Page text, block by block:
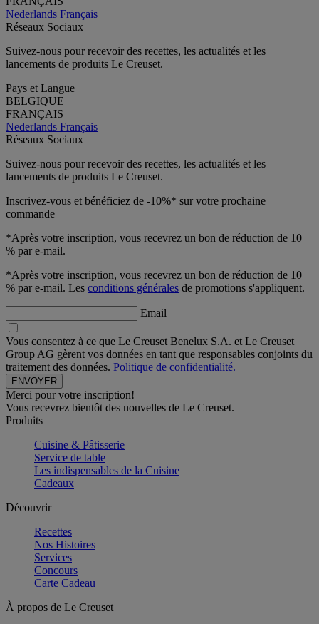
Nederlands Français
Réseaux Sociaux
Suivez-nous pour recevoir des recettes, les actualités et les
lancements de produits Le Creuset.
Pays et Langue
BELGIQUE
FRANÇAIS
Nederlands Français
Réseaux Sociaux
Suivez-nous pour recevoir des recettes, les actualités et les
lancements de produits Le Creuset.
Inscrivez-vous et bénéficiez de -10%* sur votre prochaine
commande
*Après votre inscription, vous recevrez un bon de réduction de 10
% par e-mail.
*Après votre inscription, vous recevrez un bon de réduction de 10
% par e-mail. Les conditions générales de promotions s'appliquent.
Email
Vous consentez à ce que Le Creuset Benelux S.A. et Le Creuset
Group AG gèrent vos données en tant que responsables conjoints du
traitement des données. Politique de confidentialité.
Merci pour votre inscription!
Vous recevrez bientôt des nouvelles de Le Creuset.
Produits
Cuisine & Pâtisserie
Service de table
Les indispensables de la Cuisine
Cadeaux
Découvrir
Recettes
Nos Histoires
Services
Concours
Carte Cadeau
À propos de Le Creuset